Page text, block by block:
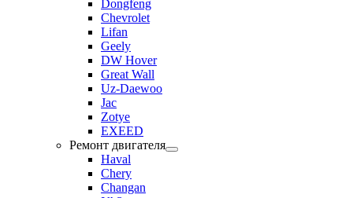
Dongfeng
Chevrolet
Lifan
Geely
DW Hover
Great Wall
Uz-Daewoo
Jac
Zotye
EXEED
Ремонт двигателя
Haval
Chery
Changan